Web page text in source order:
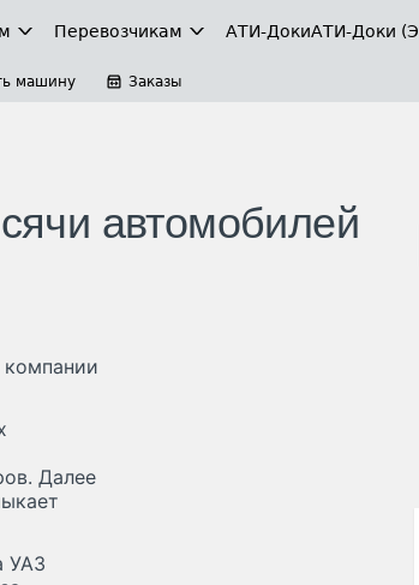
Перевозчикам АТИ-ДокиАТИ-Доки
машину Заказы
автомобилей
Далее
УАЗ